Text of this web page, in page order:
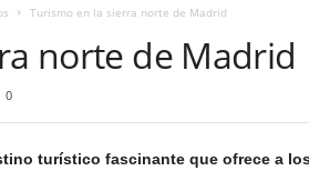
Turismo en la sierra norte de Madrid
norte de Madrid
0
turístico fascinante que ofrece a